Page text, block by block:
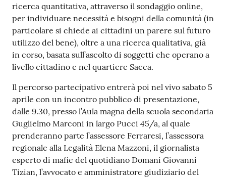
ricerca quantitativa, attraverso il sondaggio online,
per individuare necessità e bisogni della comunità (in
particolare si chiede ai cittadini un parere sul futuro
utilizzo del bene), oltre a una ricerca qualitativa, già
in corso, basata sull’ascolto di soggetti che operano a
livello cittadino e nel quartiere Sacca.
Il percorso partecipativo entrerà poi nel vivo sabato 5
aprile con un incontro pubblico di presentazione,
dalle 9.30, presso l’Aula magna della scuola secondaria
Guglielmo Marconi in largo Pucci 45/a, al quale
prenderanno parte l’assessore Ferraresi, l’assessora
regionale alla Legalità Elena Mazzoni, il giornalista
esperto di mafie del quotidiano Domani Giovanni
Tizian, l’avvocato e amministratore giudiziario del